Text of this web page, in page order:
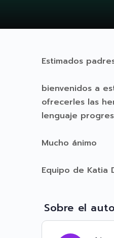
Estimados
bienvenidos a
ofrecerles las
lenguaje
Mucho ánimo
Equipo de Katia
Sobre el